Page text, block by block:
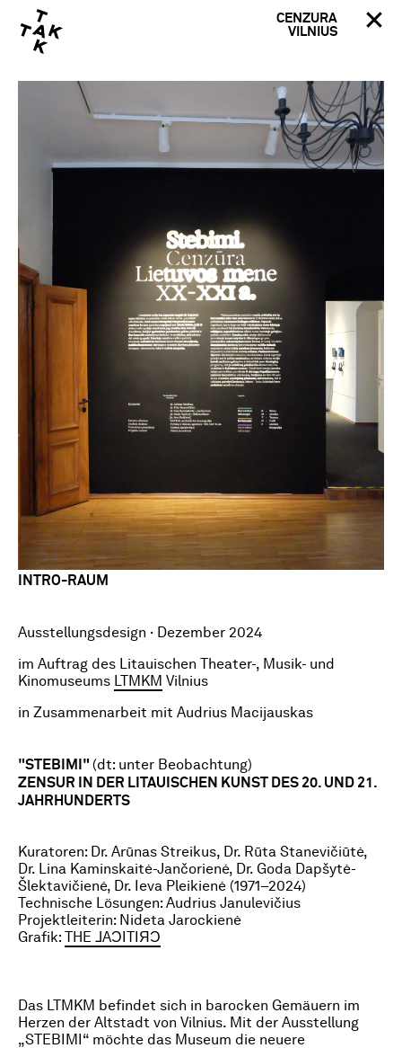
CENZURA
VILNIUS
INTRO-RAUM
Ausstellungsdesign · Dezember 2024
im Auftrag des Litauischen Theater-, Musik- und
Kinomuseums LTMKM Vilnius
in Zusammenarbeit mit Audrius Macijauskas
"STEBIMI" (dt: unter Beobachtung)
ZENSUR IN DER LITAUISCHEN KUNST DES 20. UND 21.
JAHRHUNDERTS
Kuratoren: Dr. Arūnas Streikus, Dr. Rūta Stanevičiūtė,
Dr. Lina Kaminskaitė-Jančorienė, Dr. Goda Dapšytė-
Šlektavičienė, Dr. Ieva Pleikienė (1971–2024)
Technische Lösungen: Audrius Janulevičius
Projektleiterin: Nideta Jarockienė
Grafik:
THE ⅃AƆITIЯƆ
Das LTMKM befindet sich in barocken Gemäuern im
Herzen der Altstadt von Vilnius. Mit der Ausstellung
„STEBIMI“ möchte das Museum die neuere